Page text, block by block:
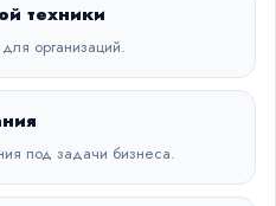
техники
организаций.
под задачи бизнеса.